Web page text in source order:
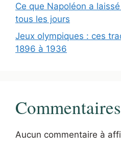
Ce que Napoléon a
tous les jours
Jeux olympiques : ces
1896 à 1936
Aucun commentaire à